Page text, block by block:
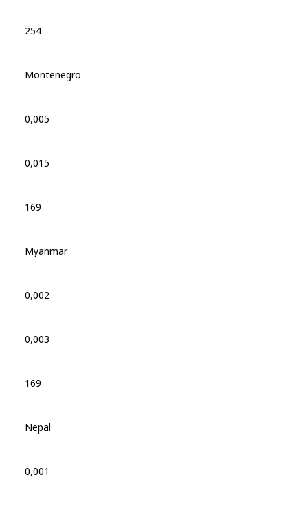
254
Montenegro
0,005
0,015
169
Myanmar
0,002
0,003
169
Nepal
0,001